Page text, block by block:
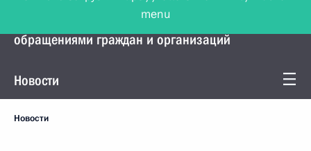
Управление Президента по работе с
обращениями граждан и организаций
Новости
Новости
menu